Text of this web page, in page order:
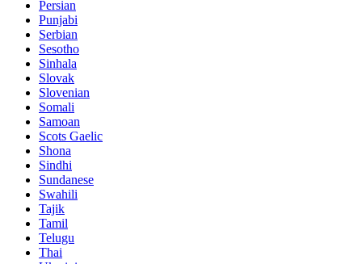
Persian
Punjabi
Serbian
Sesotho
Sinhala
Slovak
Slovenian
Somali
Samoan
Scots Gaelic
Shona
Sindhi
Sundanese
Swahili
Tajik
Tamil
Telugu
Thai